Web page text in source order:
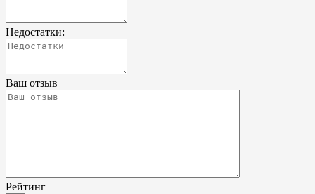
Недостатки:
Ваш отзыв
Рейтинг